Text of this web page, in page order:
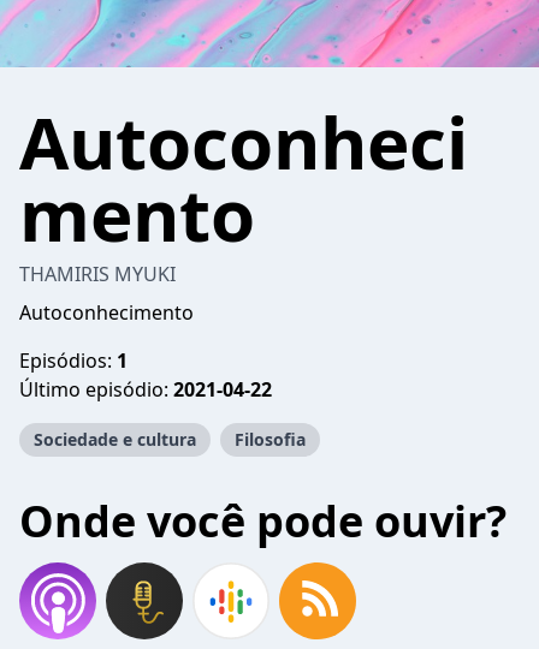
Autoconheci
mento
THAMIRIS MYUKI
Autoconhecimento
Episódios: 1
Último episódio: 2021-04-22
Sociedade e cultura Filosofia
Onde você pode ouvir?